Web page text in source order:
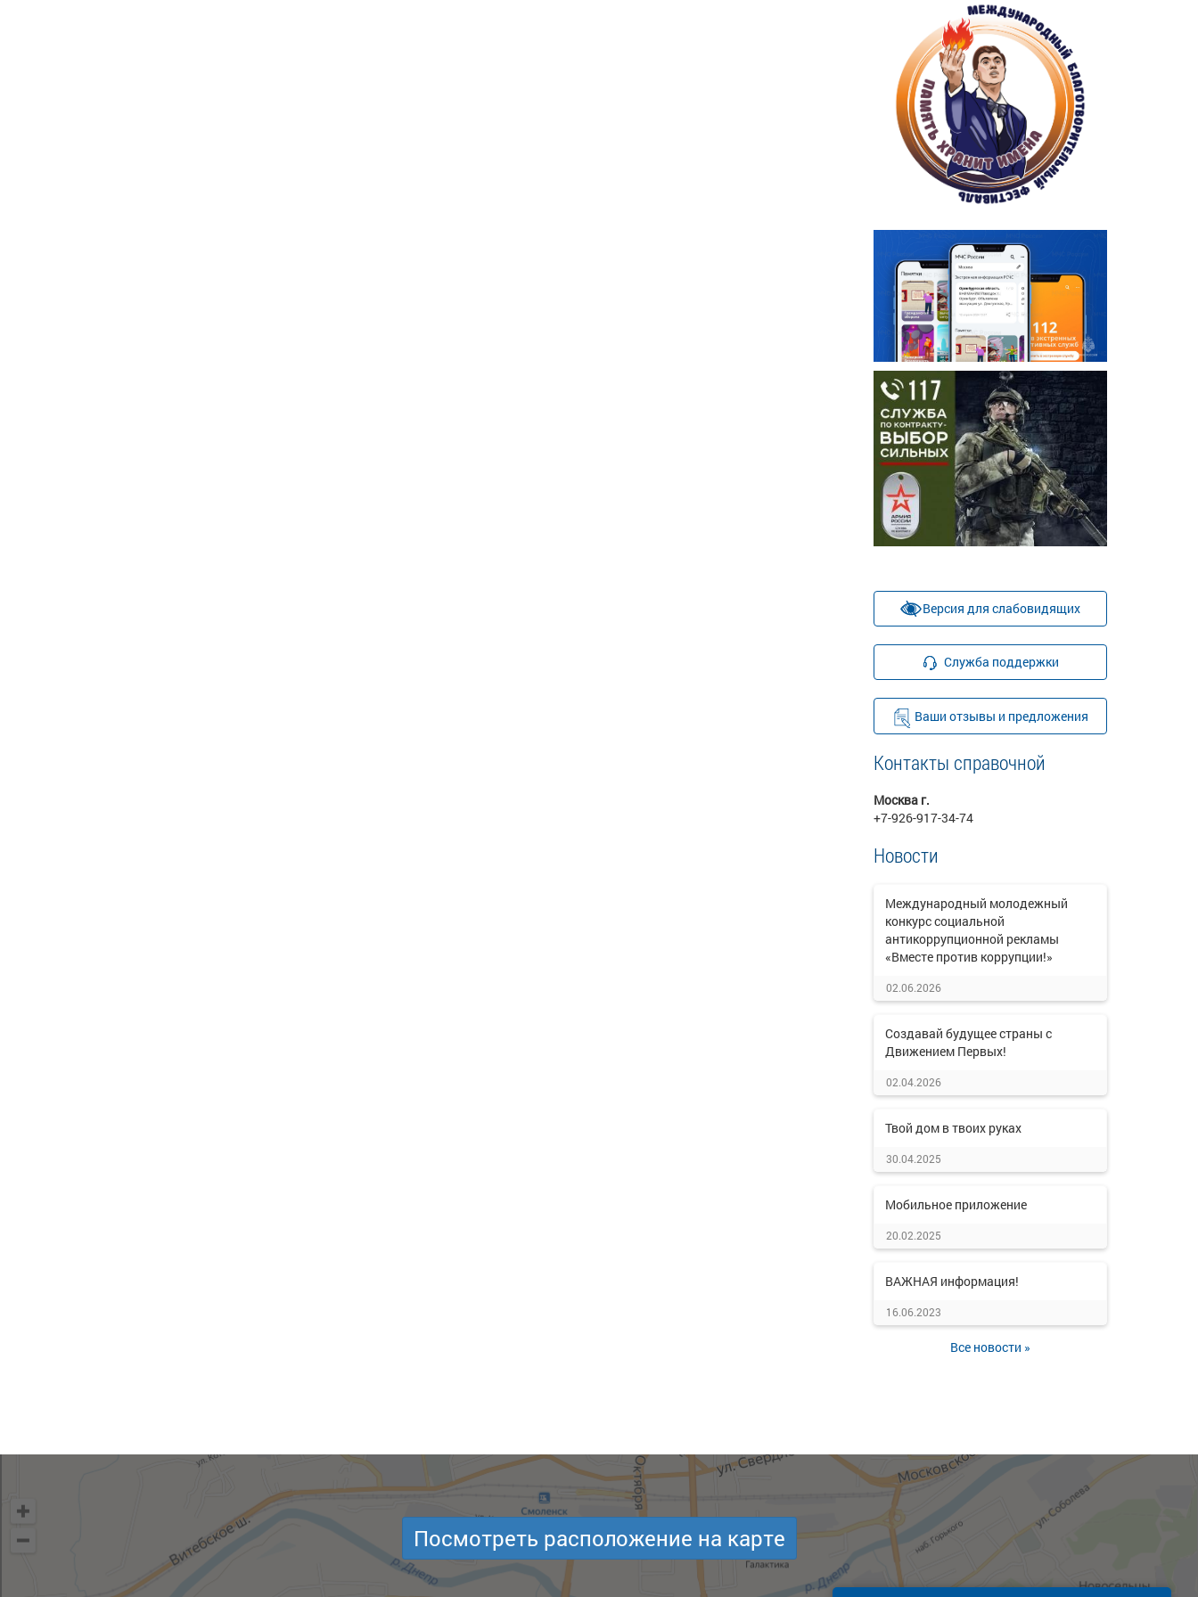
Версия для слабовидящих
Служба поддержки
Ваши отзывы и предложения
Контакты справочной
Москва г.
+7-926-917-34-74
Новости
Международный молодежный
конкурс социальной
антикоррупционной рекламы
«Вместе против коррупции!»
02.06.2026
Создавай будущее страны с
Движением Первых!
02.04.2026
Твой дом в твоих руках
30.04.2025
Мобильное приложение
20.02.2025
ВАЖНАЯ информация!
16.06.2023
Все новости »
Посмотреть расположение на карте